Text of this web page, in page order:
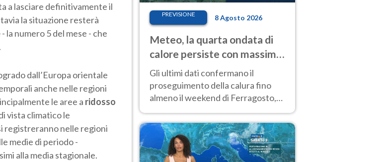
a lasciare definitivamente il
la situazione resterà
- la numero 5 del mese - che
dall’Europa orientale
anche nelle regioni
le aree a ridosso
vista climatico le
registreranno nelle regioni
medie di periodo -
alla media stagionale.
PREVISIONE 8 Agosto 2026
Meteo, la quarta ondata di
calore persiste con massime
sempre molto elevate
Gli ultimi dati confermano il
proseguimento della calura fino
almeno il weekend di Ferragosto,
intensificazione prossima
settimana